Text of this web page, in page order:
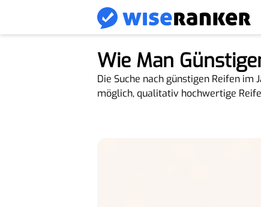
Wie Man
Die Suche nach günstigen Reifen
möglich, qualitativ hochwertige